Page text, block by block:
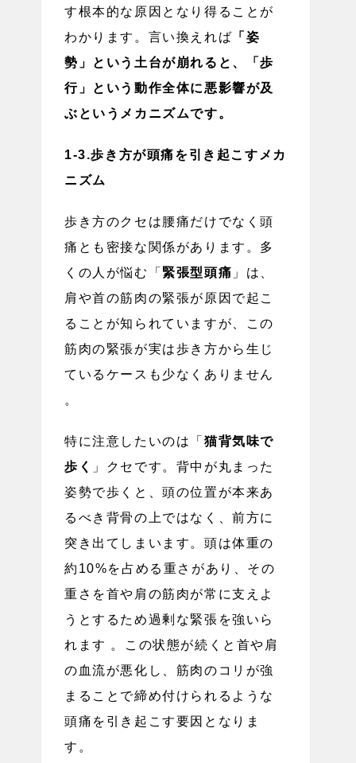
す根本的な原因となり得ることが
わかります。言い換えれば 「姿
勢」という土台が崩れると、「歩
行」という動作全体に悪影響が及
ぶというメカニズムです。
1-3.歩き方が頭痛を引き起こすメカ
ニズム
歩き方のクセは腰痛だけでなく頭
痛とも密接な関係があります。多
くの人が悩む「 緊張型頭痛 」は、
肩や首の筋肉の緊張が原因で起こ
ることが知られていますが、この
筋肉の緊張が実は歩き方から生じ
ているケースも少なくありません
。
特に注意したいのは「 猫背気味で
歩く
」クセです。背中が丸まった
姿勢で歩くと、頭の位置が本来あ
るべき背骨の上ではなく、前方に
突き出てしまいます。頭は体重の
約10%を占める重さがあり、その
重さを首や肩の筋肉が常に支えよ
うとするため過剰な緊張を強いら
れます 。この状態が続くと首や肩
の血流が悪化し、筋肉のコリが強
まることで締め付けられるような
頭痛を引き起こす要因となりま
す。